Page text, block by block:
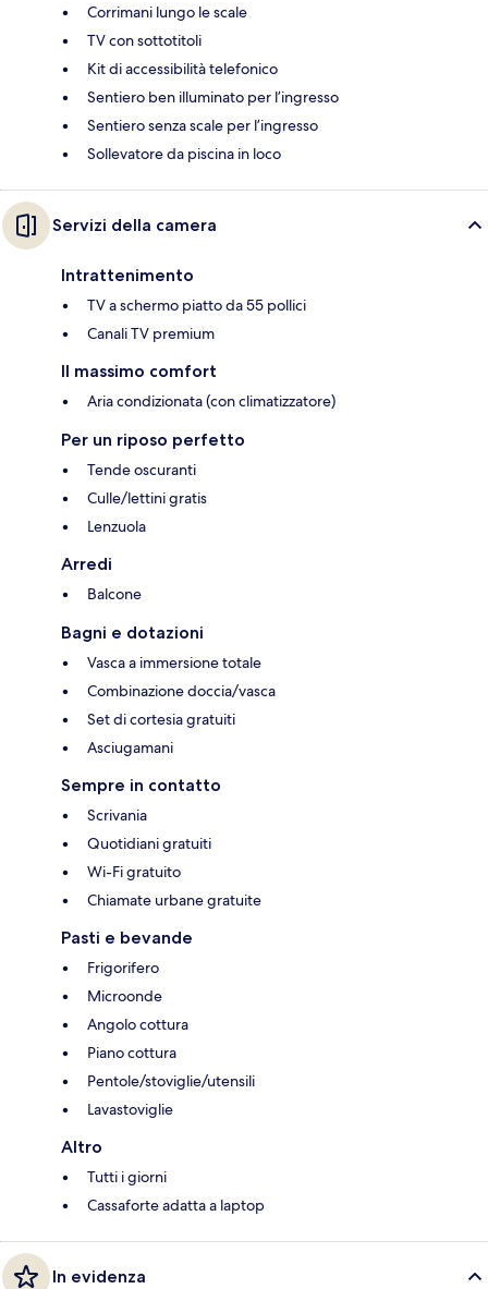
Corrimani lungo le scale
TV con sottotitoli
Kit di accessibilità telefonico
Sentiero ben illuminato per l’ingresso
Sentiero senza scale per l’ingresso
Sollevatore da piscina in loco
Servizi della camera
Intrattenimento
TV a schermo piatto da 55 pollici
Canali TV premium
Il massimo comfort
Aria condizionata (con climatizzatore)
Per un riposo perfetto
Tende oscuranti
Culle/lettini gratis
Lenzuola
Arredi
Balcone
Bagni e dotazioni
Vasca a immersione totale
Combinazione doccia/vasca
Set di cortesia gratuiti
Asciugamani
Sempre in contatto
Scrivania
Quotidiani gratuiti
Wi-Fi gratuito
Chiamate urbane gratuite
Pasti e bevande
Frigorifero
Microonde
Angolo cottura
Piano cottura
Pentole/stoviglie/utensili
Lavastoviglie
Altro
Tutti i giorni
Cassaforte adatta a laptop
In evidenza